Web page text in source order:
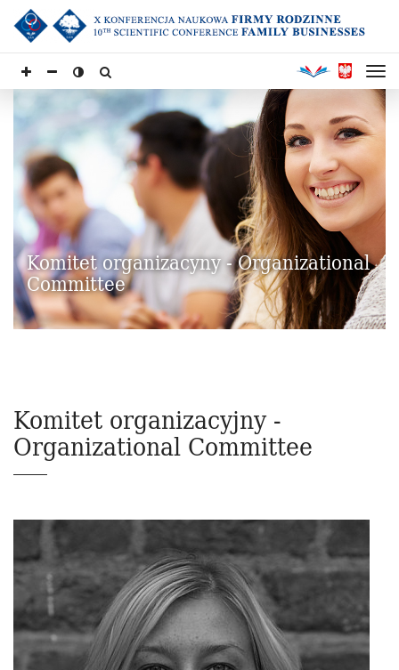
Komitet organizacyny - Organizational
Committee
Komitet organizacyjny -
Organizational Committee